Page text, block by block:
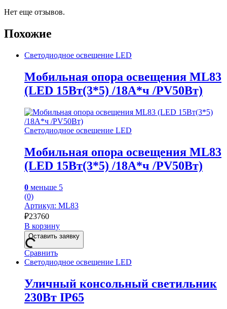
Нет еще отзывов.
Похожие
Светодиодное освещение LED
Мобильная опора освещения ML83
(LED 15Вт(3*5) /18А*ч /PV50Вт)
Светодиодное освещение LED
Мобильная опора освещения ML83
(LED 15Вт(3*5) /18А*ч /PV50Вт)
0 меньше 5
(0)
Артикул: ML83
₽23760
В корзину
Оставить заявку
Сравнить
Светодиодное освещение LED
Уличный консольный светильник
230Вт IP65